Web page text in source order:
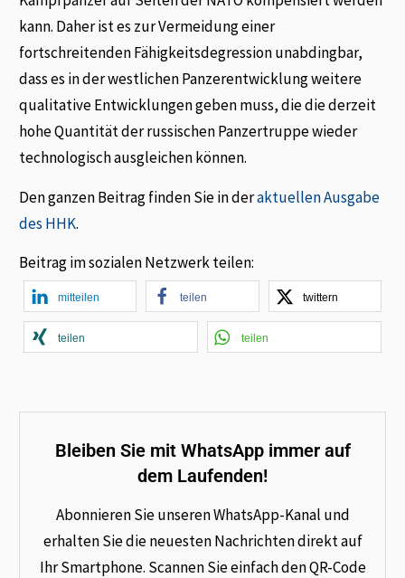
kann. Daher ist es zur Vermeidung einer
fortschreitenden Fähigkeitsdegression unabdingbar,
dass es in der westlichen Panzerentwicklung weitere
qualitative Entwicklungen geben muss, die die derzeit
hohe Quantität der russischen Panzertruppe wieder
technologisch ausgleichen können.
Den ganzen Beitrag finden Sie in deraktuellen Ausgabe
des HHK.
Beitrag im sozialen Netzwerk teilen:
mitteilen teilen twittern
teilen teilen
Bleiben Sie mit WhatsApp immer auf
dem Laufenden!
Abonnieren Sie unseren WhatsApp-Kanal und
erhalten Sie die neuesten Nachrichten direkt auf
Ihr Smartphone. Scannen Sie einfach den QR-Code